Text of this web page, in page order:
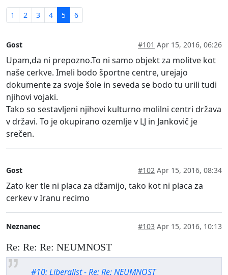
1 2 3 4 5 6
Gost #101 Apr 15, 2016, 06:26
Upam,da ni prepozno.To ni samo objekt za molitve kot
naše cerkve. Imeli bodo športne centre, urejajo
dokumente za svoje šole in seveda se bodo tu urili tudi
njihovi vojaki.
Tako so sestavljeni njihovi kulturno molilni centri država
v državi. To je okupirano ozemlje v LJ in Jankovič je
srečen.
Gost #102 Apr 15, 2016, 08:34
Zato ker tle ni placa za džamijo, tako kot ni placa za
cerkev v Iranu recimo
Neznanec #103 Apr 15, 2016, 10:13
Re: Re: Re: NEUMNOST
#10: Liberalist - Re: Re: NEUMNOST